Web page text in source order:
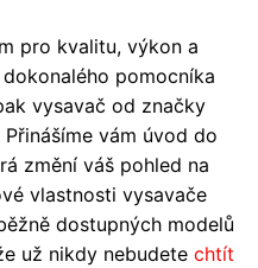
pro kvalitu, výkon a
pomocníka
vysavač od značky
vám úvod do
změní váš pohled na
vlastnosti vysavače
dostupných modelů
už nikdy nebudete chtít